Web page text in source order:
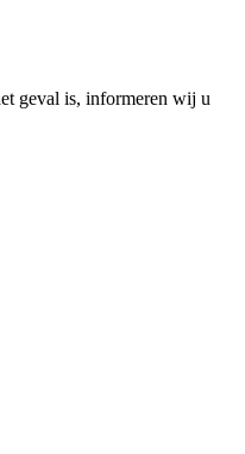
geval is, informeren wij u